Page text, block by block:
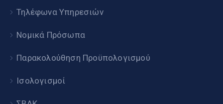
Τηλέφωνα Υπηρεσιών
Νομικά Πρόσωπα
Παρακολούθηση Προϋπολογισμού
Ισολογισμοί